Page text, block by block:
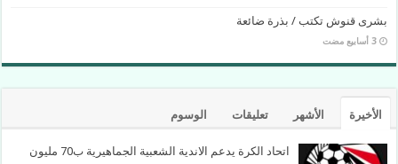
بشرى قنوش تكتب / بذرة ضائعة
‏3 أسابيع مضت
الأخيرة الأشهر تعليقات الوسوم
اتحاد الكرة يدعم الاندية الشعبية الجماهيرية ب70 مليون